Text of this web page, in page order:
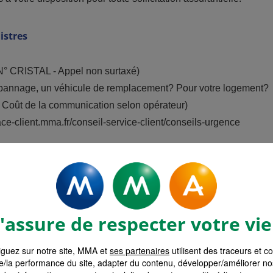
CRISTAL - Appel non surtaxé)
un véhicule de remplacement? Pour votre logement?
de la communication selon opérateur)
client.mma.fr/conseil-service-client/conseils-urgence
Votre tarif en moins de 3 minutes
MMA
Devis Assurance
de respecter votre
sur notre site, MMA etses partenaires utilisent des traceurs et
la performance du site, adapter du contenu, développer/améliorer